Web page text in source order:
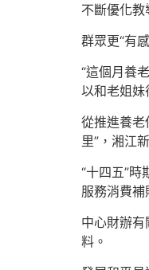
不斷優化
群眾更“有
“這個月養
以和老姐
從推進養老
里”，湘江
“十四五”
服務消費
中心財辦
料。